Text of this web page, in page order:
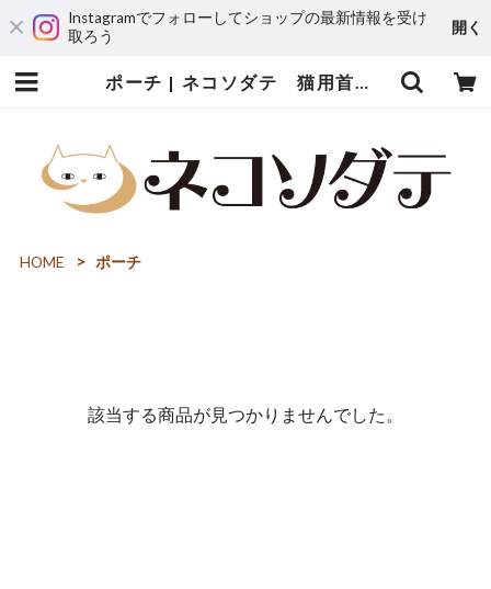
Instagramでフォローしてショップの最新情報を受け
取ろう
開く
ポーチ | ネコソダテ 猫用首輪専門店～猫の首輪・迷子札・猫用品・猫雑貨～
HOME ポーチ
該当する商品が見つかりませんでした。